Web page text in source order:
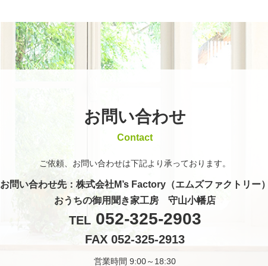
お問い合わせ
Contact
ご依頼、お問い合わせは下記より承っております。
お問い合わせ先：株式会社M’s Factory（エムズファクトリー
おうちの御用聞き家工房 守山小幡店
TEL052-325-2903
FAX 052-325-2913
営業時間 9:00～18:30